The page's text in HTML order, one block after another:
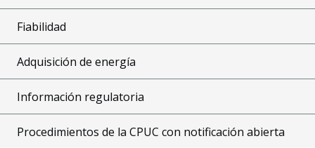
Fiabilidad
Adquisición de energía
Información regulatoria
Procedimientos de la CPUC con notificación abierta